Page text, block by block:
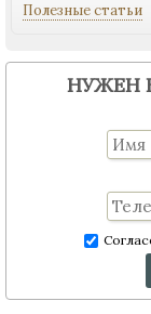
Полезные статьи
НУЖЕН